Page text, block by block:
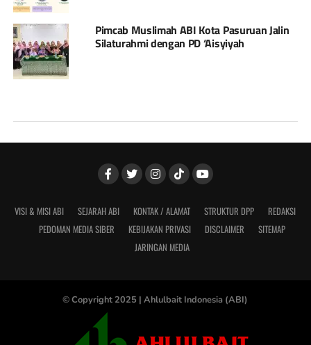
Pimcab Muslimah ABI Kota Pasuruan Jalin
Silaturahmi dengan PD ‘Aisyiyah
VISI & MISI ABI SEJARAH ABI KONTAK / ALAMAT STRUKTUR DPP
REDAKSI
PEDOMAN MEDIA SIBER
KEBIJAKAN PRIVASI DISCLAIMER
SITEMAP
JARINGAN MEDIA
© Copyright 2025 | Ahlulbait Indonesia (ABI)